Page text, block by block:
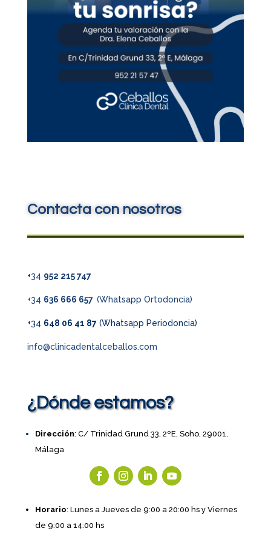
Contacta con nosotros
+34 952 215 747
+34 636 666 657 (Whatsapp Ortodoncia)
+34 648 06 41 87(Whatsapp Periodoncia)
info@clinicadentalceballos.com
¿Dónde estamos?
Dirección: C/ Trinidad Grund 33, 2ºE, Soho, 29001,
Málaga
Horario: Lunes a Jueves de 9:00 a 20:00 hs y Viernes
de 9:00 a 14:00 hs